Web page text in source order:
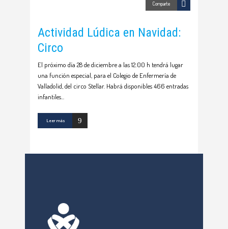
Comparte
Actividad Lúdica en Navidad:
Circo
El próximo día 28 de diciembre a las 12:00 h tendrá lugar
una función especial, para el Colegio de Enfermería de
Valladolid, del circo Stellar. Habrá disponibles 466 entradas
infantiles
Leer más